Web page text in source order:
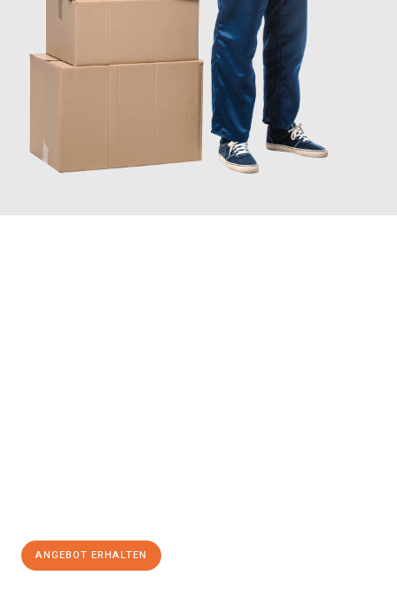
ANGEBOT ERHALTEN